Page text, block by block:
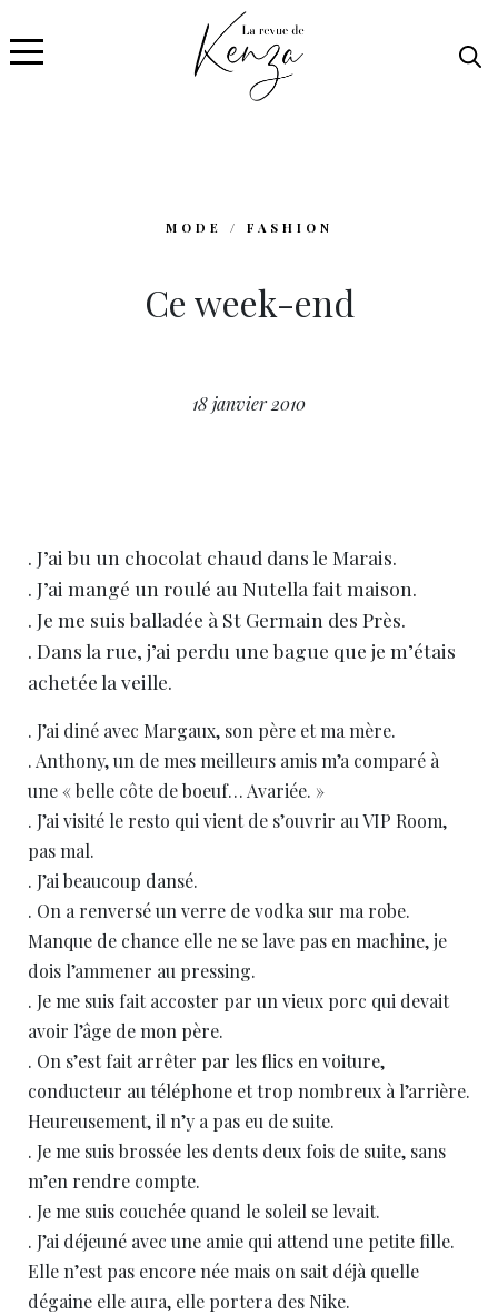
MODE / FASHION
Ce week-end
18 janvier 2010
. J’ai bu un chocolat chaud dans le Marais.
. J’ai mangé un roulé au Nutella fait maison.
. Je me suis balladée à St Germain des Près.
. Dans la rue, j’ai perdu une bague que je m’étais
achetée la veille.
. J’ai diné avec Margaux, son père et ma mère.
. Anthony, un de mes meilleurs amis m’a comparé à
une « belle côte de boeuf… Avariée. »
. J’ai visité le resto qui vient de s’ouvrir au VIP Room,
pas mal.
. J’ai beaucoup dansé.
. On a renversé un verre de vodka sur ma robe.
Manque de chance elle ne se lave pas en machine, je
dois l’ammener au pressing.
. Je me suis fait accoster par un vieux porc qui devait
avoir l’âge de mon père.
. On s’est fait arrêter par les flics en voiture,
conducteur au téléphone et trop nombreux à l’arrière.
Heureusement, il n’y a pas eu de suite.
. Je me suis brossée les dents deux fois de suite, sans
m’en rendre compte.
. Je me suis couchée quand le soleil se levait.
. J’ai déjeuné avec une amie qui attend une petite fille.
Elle n’est pas encore née mais on sait déjà quelle
dégaine elle aura, elle portera des Nike.